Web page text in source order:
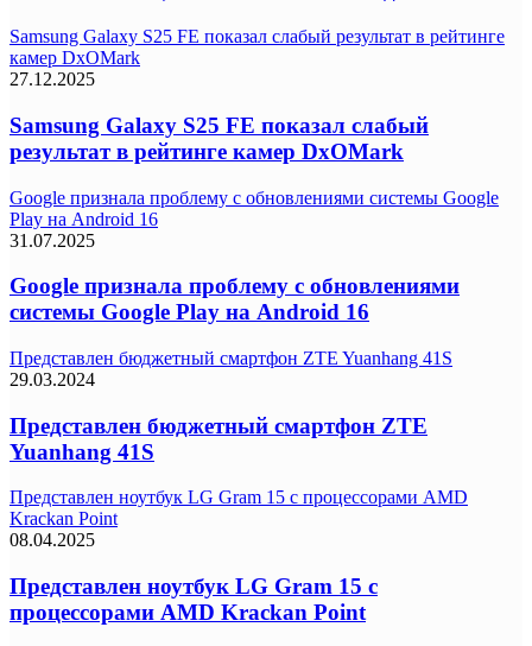
Samsung Galaxy S25 FE показал слабый результат в рейтинге
камер DxOMark
27.12.2025
Samsung Galaxy S25 FE показал слабый
результат в рейтинге камер DxOMark
Google признала проблему с обновлениями системы Google
Play на Android 16
31.07.2025
Google признала проблему с обновлениями
системы Google Play на Android 16
Представлен бюджетный смартфон ZTE Yuanhang 41S
29.03.2024
Представлен бюджетный смартфон ZTE
Yuanhang 41S
Представлен ноутбук LG Gram 15 с процессорами AMD
Krackan Point
08.04.2025
Представлен ноутбук LG Gram 15 с
процессорами AMD Krackan Point